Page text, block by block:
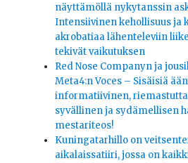
näyttämöllä nykytanssin
Intensiivinen kehollisuus ja
akrobatiaa lähenteleviin
tekivät vaikutuksen
Red Nose Companyn ja
Meta4:n Voces – Sisäisiä
informatiivinen,
syvällinen ja sydämellisen
mestariteos!
Kuningatarhillo on
aikalaissatiiri, jossa on